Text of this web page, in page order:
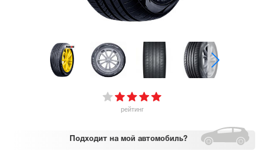
рейтинг
Подходит на мой автомобиль?